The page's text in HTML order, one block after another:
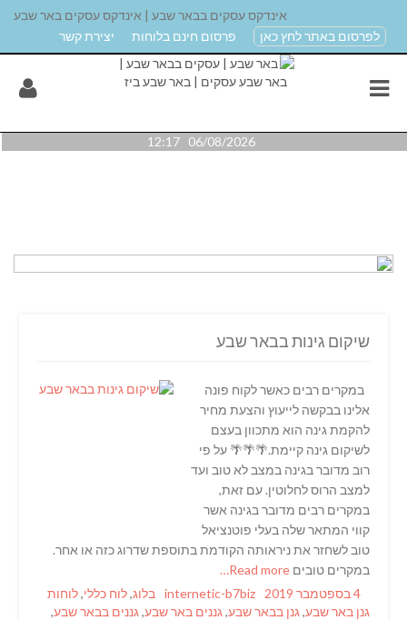
אינדקס עסקים בבאר שבע | אינדקס עסקים באר שבע
לפרסום באתר לחץ כאן
פרסום חינם בלוחות יצירת קשר
06/08/2026 12:17
שיקום גינות בבאר שבע
במקרים רבים כאשר לקוח פונה
אלינו בבקשה לייעוץ והצעת מחיר
להקמת גינה הוא מתכוון בעצם
לשיקום גינה קיימת.🌴🌴🌴 על פי
רוב מדובר בגינה במצב לא טוב ועד
למצב הרוס לחלוטין. עם זאת,
במקרים רבים מדובר בגינה אשר
קווי המתאר שלה בעלי פוטנציאל
טוב לשחזר את ניראותה הקודמת בתוספת שדרוג כזה או אחר.
במקרים טובים
Posted
on
4 בספטמבר 2019 Author
internetic-b7biz
Categories
בלוג,לוח כללי,לוחות
גנן באר שבע,גנן בבאר שבע,גננים באר שבע,גננים בבאר שבע,